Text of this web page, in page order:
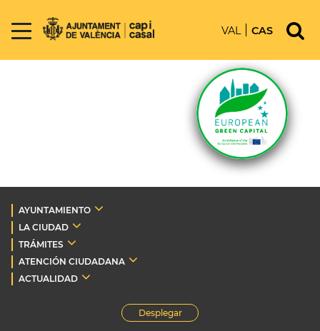
VAL CAS
AYUNTAMIENTO
LA CIUDAD
TRÁMITES
ATENCIÓN CIUDADANA
ACTUALIDAD
Desplegar